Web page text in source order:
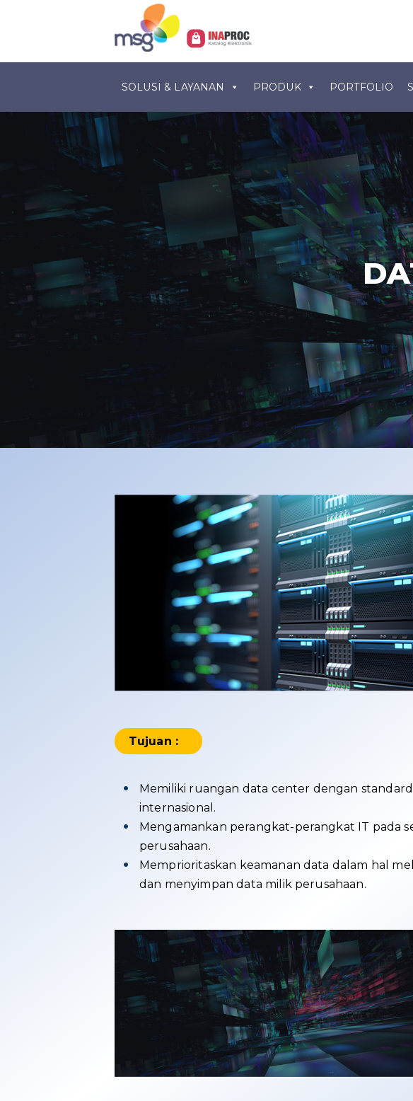
SOLUSI & LAYANAN PRODUK PORTFOLIO
Tujuan :
Memiliki ruangan data center dengan standard
internasional.
Mengamankan perangkat-perangkat IT pada
perusahaan.
Memprioritaskan keamanan data dalam hal
dan menyimpan data milik perusahaan.